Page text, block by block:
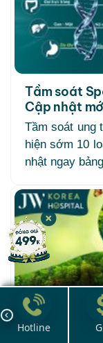
Tầm soát
Cập nhật
Tầm soát ung
hiện sớm 10
nhật ngay
Hotline